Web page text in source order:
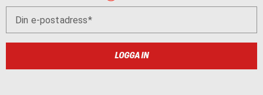
Din e-postadress
LOGGA IN